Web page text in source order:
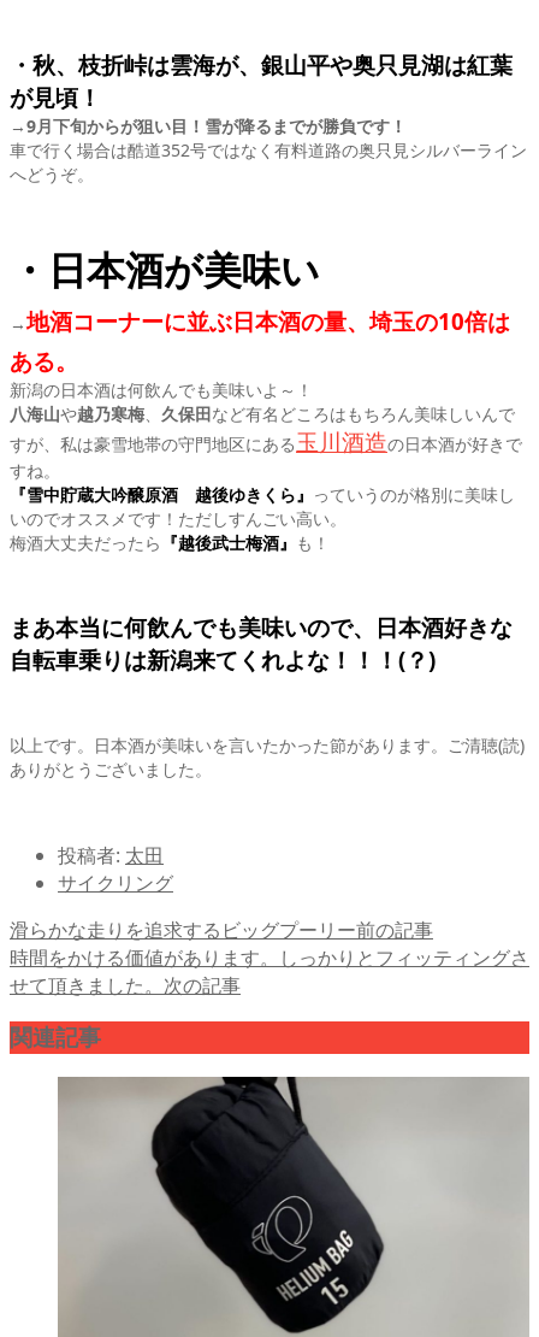
・秋、枝折峠は雲海が、銀山平や奥只見湖は紅葉
が見頃！
→9月下旬からが狙い目！雪が降るまでが勝負です！
車で行く場合は酷道352号ではなく有料道路の奥只見シルバーライン
へどうぞ。
・日本酒が美味い
→地酒コーナーに並ぶ日本酒の量、埼玉の10倍は
ある。
新潟の日本酒は何飲んでも美味いよ～！
八海山や越乃寒梅 久保田など有名どころはもちろん美味しいんで
すが、私は豪雪地帯の守門地区にある玉川酒造の日本酒が好きで
すね。
『雪中貯蔵大吟醸原酒 越後ゆきくら』 っていうのが格別に美味し
いのでオススメです！ただしすんごい高い。
梅酒大丈夫だったら 『越後武士梅酒』 も！
まあ本当に何飲んでも美味いので、日本酒好きな
自転車乗りは新潟来てくれよな！！！(？)
以上です。日本酒が美味いを言いたかった節があります。ご清聴(読)
ありがとうございました。
投稿者: 太田
サイクリング
滑らかな走りを追求するビッグプーリー前の記事
時間をかける価値があります。しっかりとフィッティングさ
せて頂きました。 次の記事
関連記事